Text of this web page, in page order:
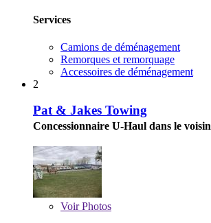
Services
Camions de déménagement
Remorques et remorquage
Accessoires de déménagement
2
Pat & Jakes Towing
Concessionnaire U-Haul dans le
VoirPhotos